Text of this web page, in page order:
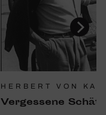
HERBERT VON
Verges­sene